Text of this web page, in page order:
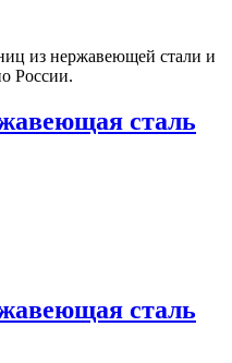
сталь
сталь